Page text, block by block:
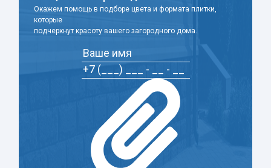
Окажем помощь в подборе цвета и формата плитки,
которые
подчеркнут красоту вашего загородного дома.